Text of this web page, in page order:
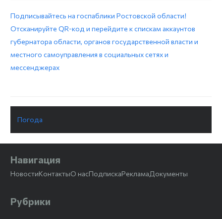
Подписывайтесь на госпаблики Ростовской области!
Отсканируйте QR-код и перейдите к спискам аккаунтов
губернатора области, органов государственной власти и
местного самоуправления в социальных сетях и
мессенджерах
Погода
Навигация
НовостиКонтактыО насПодпискаРекламаДокументы
Рубрики